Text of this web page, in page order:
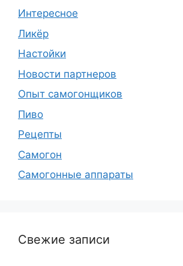
Интересное
Ликёр
Настойки
Новости партнеров
Опыт самогонщиков
Пиво
Рецепты
Самогон
Самогонные аппараты
Свежие записи